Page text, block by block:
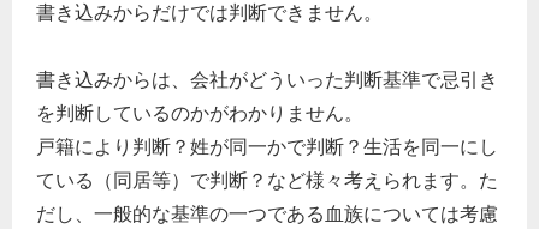
書き込みからだけでは判断できません。
書き込みからは、会社がどういった判断基準で忌引き
を判断しているのかがわかりません。
戸籍により判断？姓が同一かで判断？生活を同一にし
ている（同居等）で判断？など様々考えられます。た
だし、一般的な基準の一つである血族については考慮